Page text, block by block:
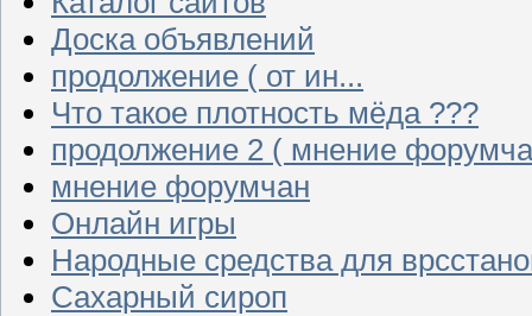
Доска объявлений
продолжение ( от ин...
Что такое плотность мёда ???
продолжение 2 ( мнение
мнение форумчан
Онлайн игры
Народные средства для
Сахарный сироп